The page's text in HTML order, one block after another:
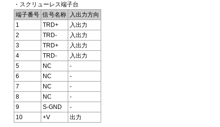
・スクリューレス端子台
端子番号 信号名称
入出力方向
1
TRD+
入出力
2
TRD-
入出力
3
TRD+
入出力
4
TRD-
入出力
5
NC
-
6
NC
-
7
NC
-
8
NC
-
9
S-GND
-
10
+V 出力